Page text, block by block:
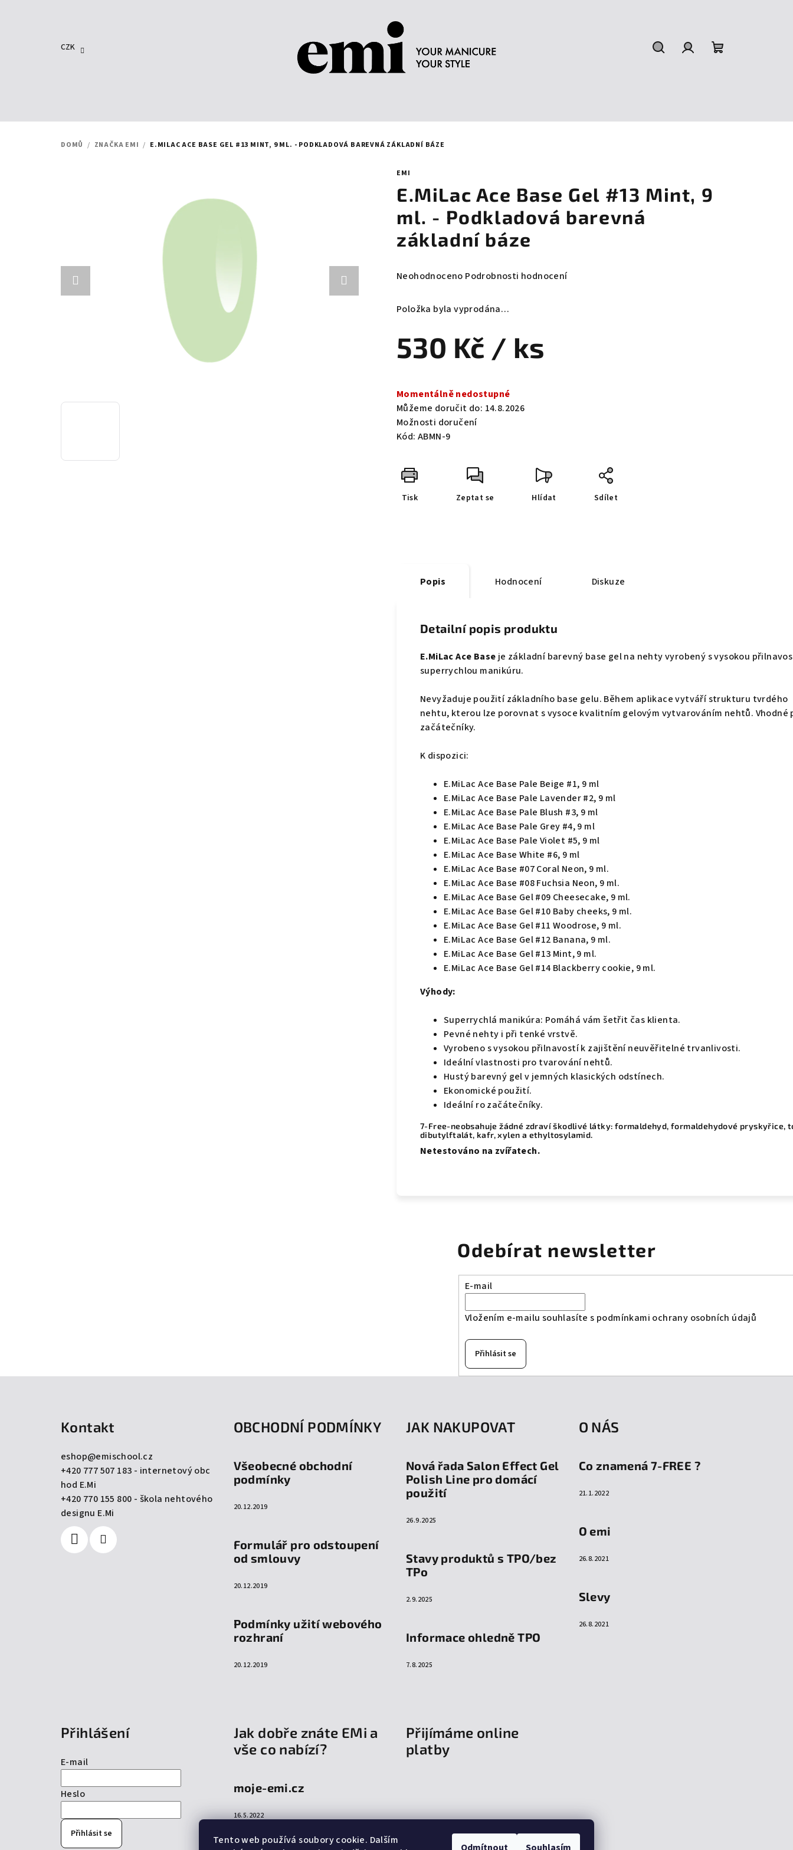
Tento web používá soubory cookie. Dalším
CZK
DOMŮ / ZNAČKA EMI / E.MILAC ACE BASE GEL #13 MINT, 9 ML. - PODKLADOVÁ BAREVNÁ ZÁKLADNÍ BÁZE
EMI
E.MiLac Ace Base Gel #13 Mint, 9
ml. - Podkladová barevná
základní báze
Průměrné
produktu
z
5
Neohodnoceno Podrobnosti hodnocení
Položka byla vyprodána…
530 Kč / ks
cena:
Momentálně nedostupné
Můžeme doručit do: 14.8.2026
Možnosti doručení
Kód: ABMN-9
Tisk Zeptat se Hlídat Sdílet
Popis Hodnocení Diskuze
Detailní popis produktu
E.MiLac Ace Base je základní barevný base gel na nehty vyrobený s vysokou
superrychlou manikúru.
Nevyžaduje použití základního base gelu. Během aplikace vytváří strukturu tvrdého
nehtu, kterou lze porovnat s vysoce kvalitním gelovým vytvarováním nehtů. Vhodné
začátečníky.
K dispozici:
E.MiLac Ace Base Pale Beige #1, 9 ml
E.MiLac Ace Base Pale Lavender #2, 9 ml
E.MiLac Ace Base Pale Blush #3, 9 ml
E.MiLac Ace Base Pale Grey #4, 9 ml
E.MiLac Ace Base Pale Violet #5, 9 ml
E.MiLac Ace Base White #6, 9 ml
E.MiLac Ace Base #07 Coral Neon, 9 ml.
E.MiLac Ace Base #08 Fuchsia Neon, 9 ml.
E.MiLac Ace Base Gel #09 Сheesecake, 9 ml.
E.MiLac Ace Base Gel #10 Baby cheeks, 9 ml.
E.MiLac Ace Base Gel #11 Woodrose, 9 ml.
E.MiLac Ace Base Gel #12 Banana, 9 ml.
E.MiLac Ace Base Gel #13 Mint, 9 ml.
E.MiLac Ace Base Gel #14 Blackberry cookie, 9 ml.
Výhody:
Superrychlá manikúra: Pomáhá vám šetřit čas klienta.
Pevné nehty i při tenké vrstvě.
Vyrobeno s vysokou přilnavostí k zajištění neuvěřitelné trvanlivosti.
Ideální vlastnosti pro tvarování nehtů.
Hustý barevný gel v jemných klasických odstínech.
Ekonomické použití.
Ideální ro začátečníky.
7-Free-neobsahuje žádné zdraví škodlivé látky: formaldehyd, formaldehydové pryskyřice,
dibutylftalát, kafr, xylen a ethyltosylamid.
Netestováno na zvířatech.
Odebírat newsletter
E-mail
Vložením e-mailu souhlasíte s podmínkami ochrany osobních údajů
Přihlásit se
Kontakt
eshop@emischool.cz
+420 777 507 183 - internetový obc
hod E.Mi
+420 770 155 800 - škola nehtového
designu E.Mi
OBCHODNÍ PODMÍNKY
Všeobecné obchodní
podmínky
20.12.2019
Formulář pro odstoupení
od smlouvy
20.12.2019
Podmínky užití webového
rozhraní
20.12.2019
JAK NAKUPOVAT
Nová řada Salon Effect Gel
Polish Line pro domácí
použití
26.9.2025
Stavy produktů s TPO/bez
TPo
2.9.2025
Informace ohledně TPO
7.8.2025
O NÁS
Co znamená 7-FREE ?
21.1.2022
O emi
26.8.2021
Slevy
26.8.2021
Přihlášení
E-mail
Heslo
Přihlásit se
Jak dobře znáte EMi a
vše co nabízí?
moje-emi.cz
16.5.2022
Přijímáme online
platby